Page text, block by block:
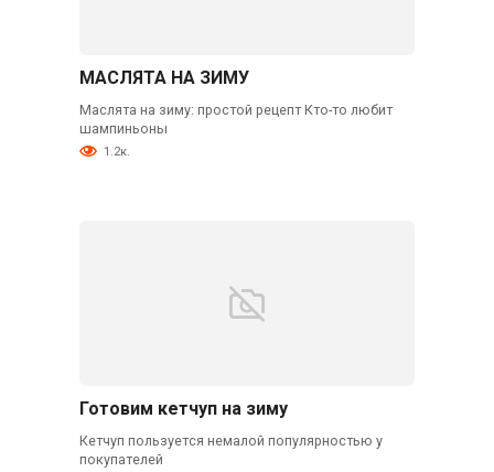
МАСЛЯТА НА ЗИМУ
Маслята на зиму: простой рецепт Кто-то любит
шампиньоны
1.2к.
Готовим кетчуп на зиму
Кетчуп пользуется немалой популярностью у
покупателей